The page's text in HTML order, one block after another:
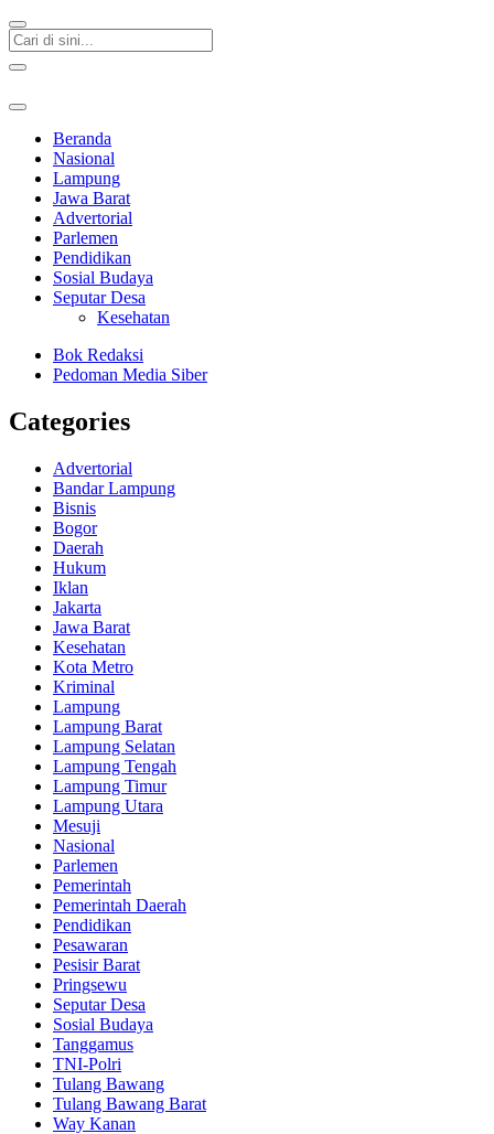
Beranda
Nasional
Lampung
Jawa Barat
Advertorial
Parlemen
Pendidikan
Sosial Budaya
Seputar Desa
Kesehatan
Bok Redaksi
Pedoman Media Siber
Categories
Advertorial
Bandar Lampung
Bisnis
Bogor
Daerah
Hukum
Iklan
Jakarta
Jawa Barat
Kesehatan
Kota Metro
Kriminal
Lampung
Lampung Barat
Lampung Selatan
Lampung Tengah
Lampung Timur
Lampung Utara
Mesuji
Nasional
Parlemen
Pemerintah
Pemerintah Daerah
Pendidikan
Pesawaran
Pesisir Barat
Pringsewu
Seputar Desa
Sosial Budaya
Tanggamus
TNI-Polri
Tulang Bawang
Tulang Bawang Barat
Way Kanan